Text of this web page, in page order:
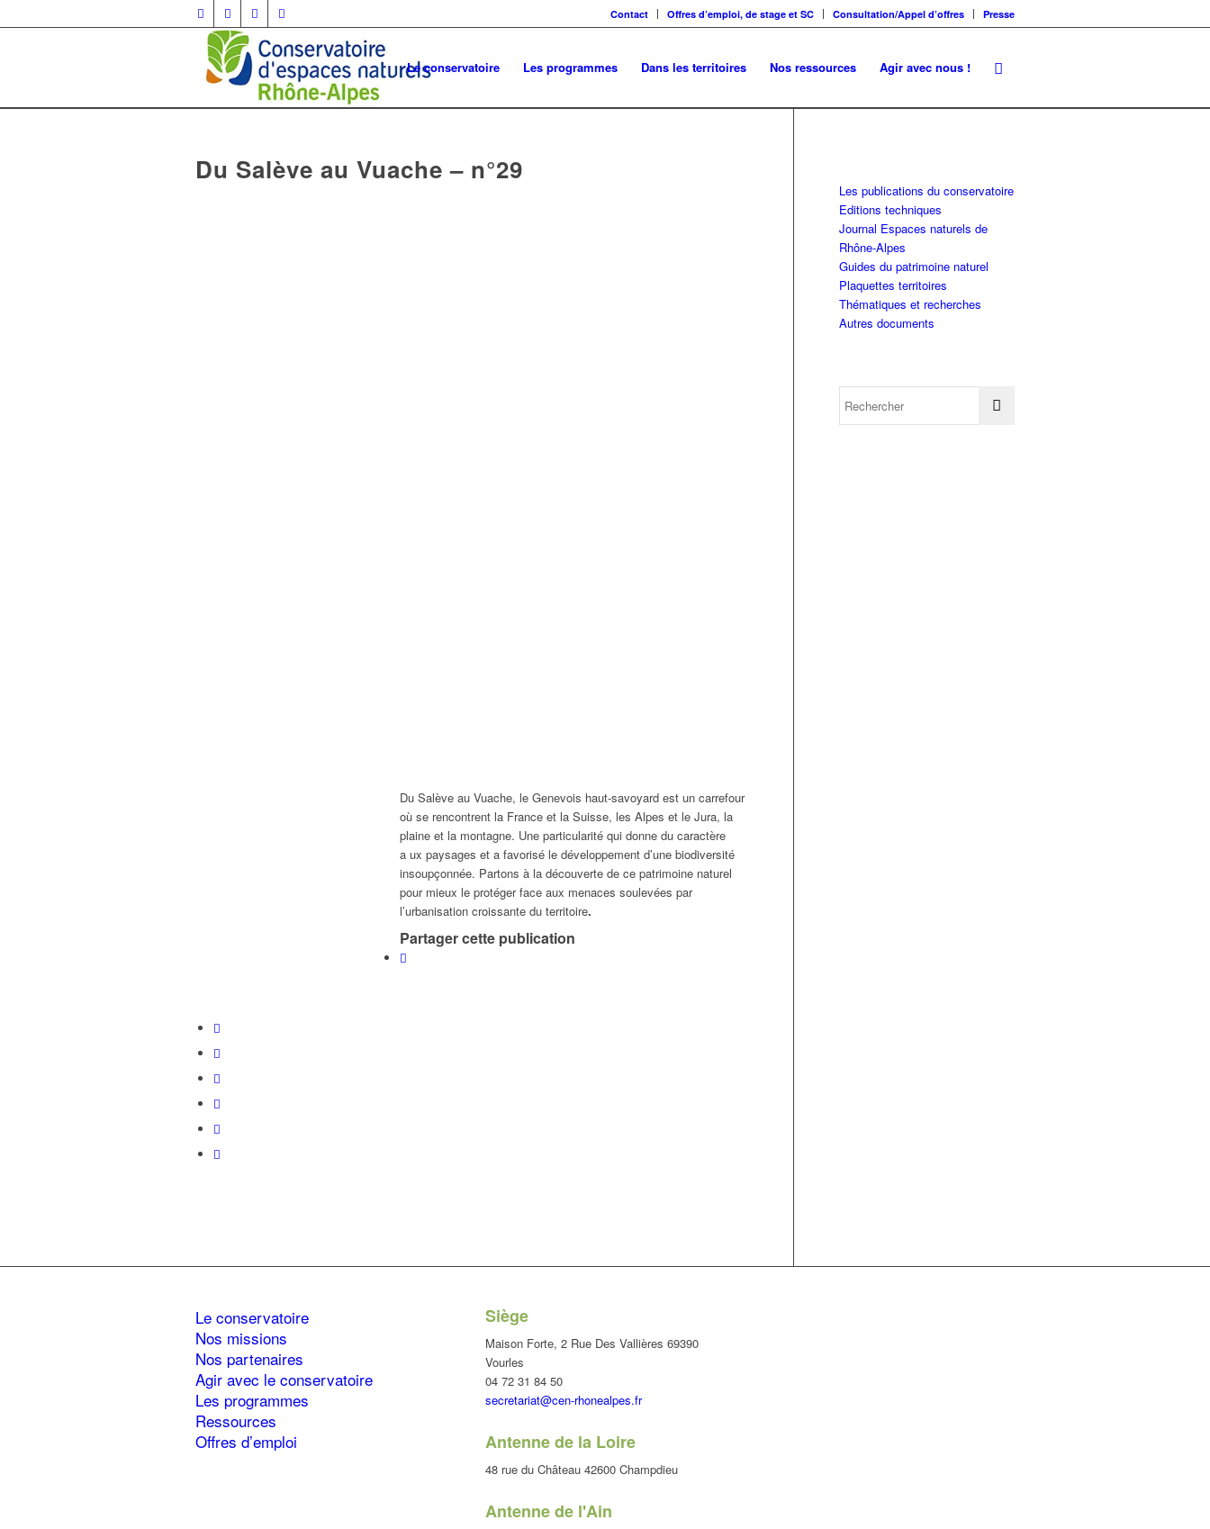
Contact Offres d’emploi, de stage et SC Consultation/Appel d’offres Presse
Le conservatoire Les programmes Dans les territoires Nos ressources Agir avec nous !
Du Salève au Vuache – n°29
Du Salève au Vuache, le Genevois haut-savoyard est un carrefour
où se rencontrent la France et la Suisse, les Alpes et le Jura, la
plaine et la montagne. Une particularité qui donne du caractère
a ux paysages et a favorisé le développement d’une biodiversité
insoupçonnée. Partons à la découverte de ce patrimoine naturel
pour mieux le protéger face aux menaces soulevées par
l’urbanisation croissante du territoire.
Partager cette publication
Les publications du conservatoire
Editions techniques
Journal Espaces naturels de
Rhône-Alpes
Guides du patrimoine naturel
Plaquettes territoires
Thématiques et recherches
Autres documents
Le conservatoire
Nos missions
Nos partenaires
Agir avec le conservatoire
Les programmes
Ressources
Offres d’emploi
Siège
Maison Forte, 2 Rue Des Vallières 69390
Vourles
04 72 31 84 50
secretariat@cen-rhonealpes.fr
Antenne de la Loire
48 rue du Château 42600 Champdieu
Antenne de l'Ain